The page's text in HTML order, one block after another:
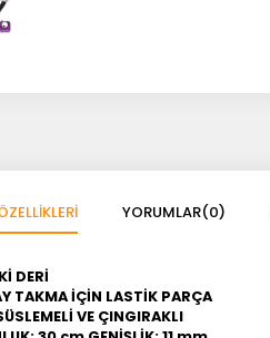
YORUMLAR(0)
DERİ
TAKMA İÇİN LASTİK PARÇA
VE ÇINGIRAKLI